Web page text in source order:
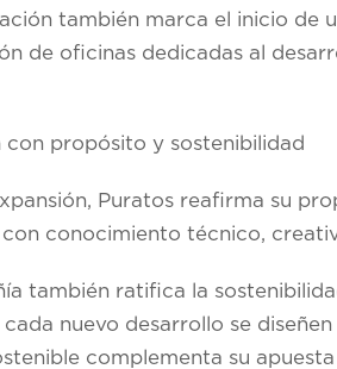
también marca el inicio de
de oficinas dedicadas al
con propósito y sostenibilidad
Puratos reafirma su
conocimiento técnico,
también ratifica la
cada nuevo desarrollo se
complementa su